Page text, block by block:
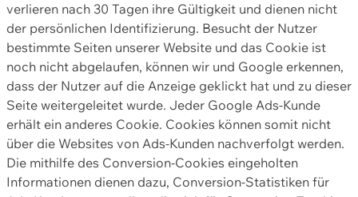
verlieren nach 30 Tagen ihre Gültigkeit und dienen nicht
der persönlichen Identifizierung. Besucht der Nutzer
bestimmte Seiten unserer Website und das Cookie ist
noch nicht abgelaufen, können wir und Google erkennen,
dass der Nutzer auf die Anzeige geklickt hat und zu dieser
Seite weitergeleitet wurde. Jeder Google Ads-Kunde
erhält ein anderes Cookie. Cookies können somit nicht
über die Websites von Ads-Kunden nachverfolgt werden.
Die mithilfe des Conversion-Cookies eingeholten
Informationen dienen dazu, Conversion-Statistiken für